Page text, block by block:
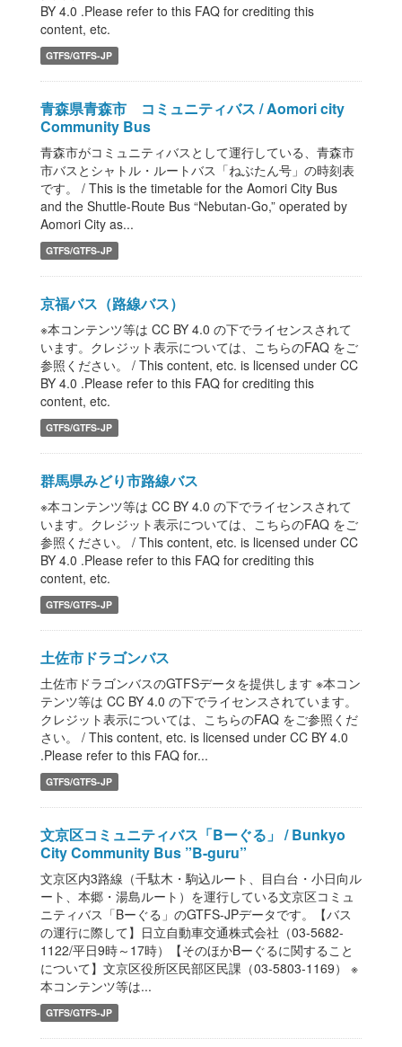
BY 4.0 .Please refer to this FAQ for crediting this
content, etc.
GTFS/GTFS-JP
青森県青森市 コミュニティバス / Aomori city
Community Bus
青森市がコミュニティバスとして運行している、青森市
市バスとシャトル・ルートバス「ねぶたん号」の時刻表
です。 / This is the timetable for the Aomori City Bus
and the Shuttle-Route Bus “Nebutan-Go,” operated by
Aomori City as...
GTFS/GTFS-JP
京福バス（路線バス）
※本コンテンツ等は CC BY 4.0 の下でライセンスされて
います。クレジット表示については、こちらのFAQ をご
参照ください。 / This content, etc. is licensed under CC
BY 4.0 .Please refer to this FAQ for crediting this
content, etc.
GTFS/GTFS-JP
群馬県みどり市路線バス
※本コンテンツ等は CC BY 4.0 の下でライセンスされて
います。クレジット表示については、こちらのFAQ をご
参照ください。 / This content, etc. is licensed under CC
BY 4.0 .Please refer to this FAQ for crediting this
content, etc.
GTFS/GTFS-JP
土佐市ドラゴンバス
土佐市ドラゴンバスのGTFSデータを提供します ※本コン
テンツ等は CC BY 4.0 の下でライセンスされています。
クレジット表示については、こちらのFAQ をご参照くだ
さい。 / This content, etc. is licensed under CC BY 4.0
.Please refer to this FAQ for...
GTFS/GTFS-JP
文京区コミュニティバス「Bーぐる」 / Bunkyo
City Community Bus ”B-guru”
文京区内3路線（千駄木・駒込ルート、目白台・小日向ル
ート、本郷・湯島ルート）を運行している文京区コミュ
ニティバス「Bーぐる」のGTFS-JPデータです。【バス
の運行に際して】日立自動車交通株式会社（03-5682-
1122/平日9時～17時）【そのほかBーぐるに関すること
について】文京区役所区民部区民課（03-5803-1169） ※
本コンテンツ等は...
GTFS/GTFS-JP